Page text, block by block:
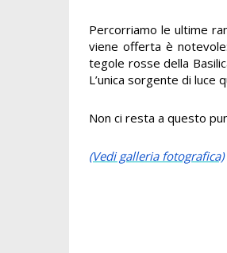
Percorriamo le ultime
viene offerta è
tegole rosse della
L’unica sorgente di luce
Non ci resta a questo
(Vedi galleria fotografica)